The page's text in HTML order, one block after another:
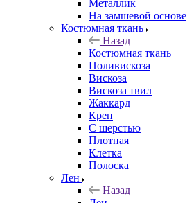
Металлик
На замшевой основе
Костюмная ткань
Назад
Костюмная ткань
Поливискоза
Вискоза
Вискоза твил
Жаккард
Креп
С шерстью
Плотная
Клетка
Полоска
Лен
Назад